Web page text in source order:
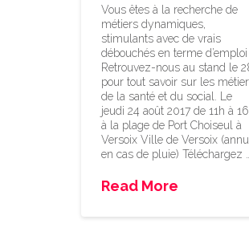
Vous êtes à la recherche de
métiers dynamiques,
stimulants avec de vrais
débouchés en terme d’emploi
Retrouvez-nous au stand le
pour tout savoir sur les
de la santé et du social. Le
jeudi 24 août 2017 de 11h à
à la plage de Port Choiseul à
Versoix Ville de Versoix
en cas de pluie) Téléchargez …
Read More